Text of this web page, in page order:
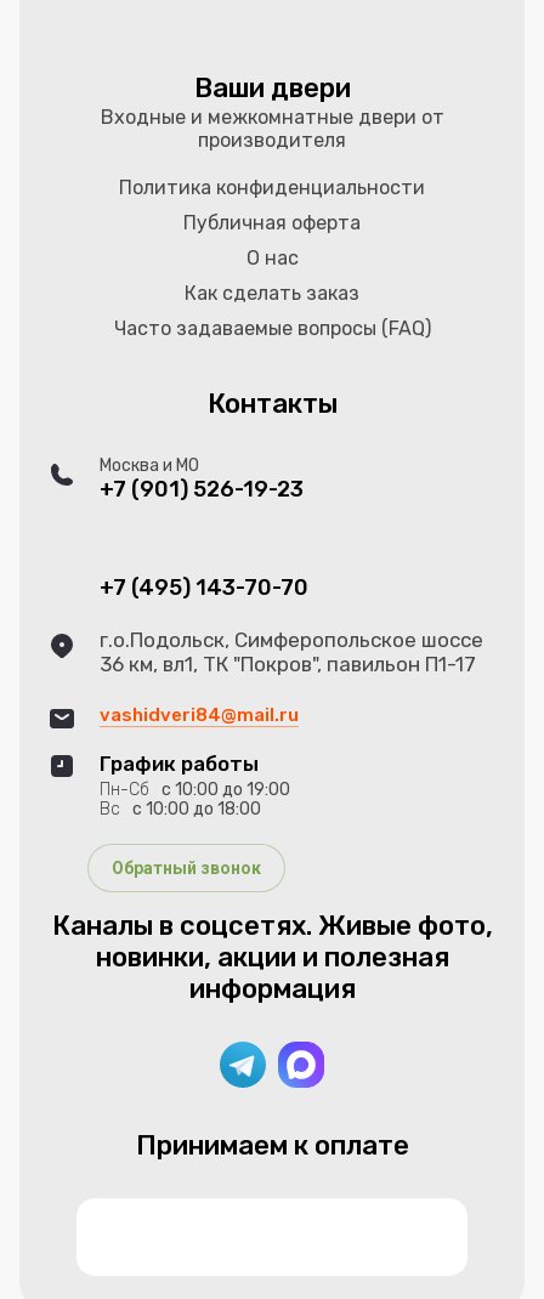
Ваши двери
Входные и межкомнатные двери от
производителя
Политика конфиденциальности
Публичная оферта
О нас
Как сделать заказ
Часто задаваемые вопросы (FAQ)
Контакты
Москва и МО
+7 (901) 526-19-23
+7 (495) 143-70-70
г.о.Подольск, Симферопольское шоссе
36 км, вл1, ТК "Покров", павильон П1-17
vashidveri84@mail.ru
График работы
Пн-Сб
с 10:00 до 19:00
Вс
с 10:00 до 18:00
Обратный звонок
Каналы в соцсетях. Живые фото,
новинки, акции и полезная
информация
Принимаем к оплате